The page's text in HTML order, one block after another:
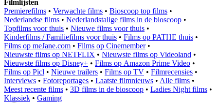
Filmlijsten
Premierefilms • Verwachte films • Bioscoop top films •
Nederlandse films • Nederlandstalige films in de bioscoop •
Topfilms voor thuis • Nieuwe films voor thuis •
Kinderfilms / Familiefilms voor thuis • Films op PATHE thuis •
Films op meJane.com • Films op Cinemember•
Nieuwste films op NETFLIX • Nieuwste films op Videoland •
Nieuwste films op Disney+ • Films op Amazon Prime Video •
Films op Picl • Nieuwe trailers • Films op TV • Filmrecensies •
Interviews • Fotoreportages • Laatste filmnieuws • Alle films •
Meest recente films • 3D films in de bioscoop • Ladies Night films •
Klassiek • Gaming